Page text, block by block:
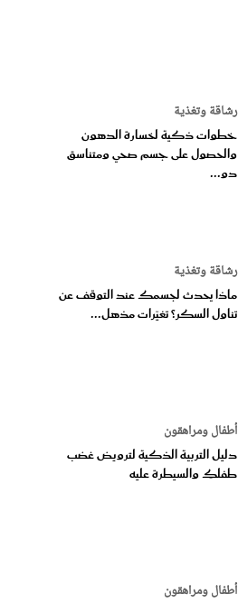
رشاقة وتغذية
خطوات ذكية لخسارة الدهون
والحصول على جسم صحي ومتناسق
دو...
رشاقة وتغذية
ماذا يحدث لجسمك عند التوقف عن
تناول السكر؟ تغيّرات مذهل...
أطفال ومراهقون
دليل التربية الذكية لترويض غضب
طفلكِ والسيطرة عليه
أطفال ومراهقون